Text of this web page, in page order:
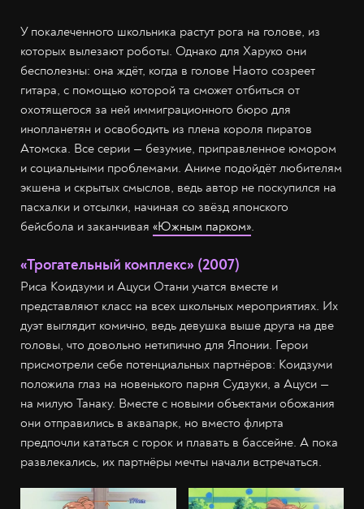
У покалеченного школьника растут рога на голове, из
которых вылезают роботы. Однако для Харуко они
бесполезны: она ждёт, когда в голове Наото созреет
гитара, с помощью которой та сможет отбиться от
охотящегося за ней иммиграционного бюро для
инопланетян и освободить из плена короля пиратов
Атомска. Все серии — безумие, приправленное юмором
и социальными проблемами. Аниме подойдёт любителям
экшена и скрытых смыслов, ведь автор не поскупился на
пасхалки и отсылки, начиная со звёзд японского
бейсбола и заканчивая «Южным парком».
«Трогательный комплекс» (2007)
Риса Коидзуми и Ацуси Отани учатся вместе и
представляют класс на всех школьных мероприятиях. Их
дуэт выглядит комично, ведь девушка выше друга на две
головы, что довольно нетипично для Японии. Герои
присмотрели себе потенциальных партнёров: Коидзуми
положила глаз на новенького парня Судзуки, а Ацуси —
на милую Танаку. Вместе с новыми объектами обожания
они отправились в аквапарк, но вместо флирта
предпочли кататься с горок и плавать в бассейне. А пока
развлекались, их партнёры мечты начали встречаться.